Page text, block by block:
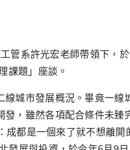
系許光宏老師帶領下，
課題」座談。
城市發展概況。畢竟一線
，雖然各項配合條件未臻
成都是一個來了就不想離開